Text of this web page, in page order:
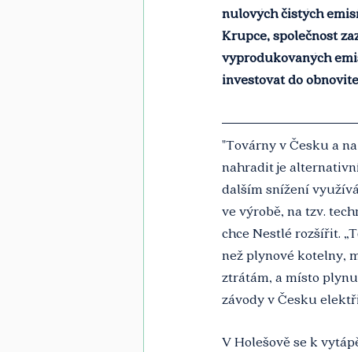
nulových čistých
Krupce, společnost
vyprodukovaných
investovat do
"Továrny v Česku a
nahradit je
dalším snížení
ve výrobě, na tzv.
chce Nestlé rozšířit.
než plynové kotelny,
ztrátám, a místo
závody v Česku
V Holešově se k